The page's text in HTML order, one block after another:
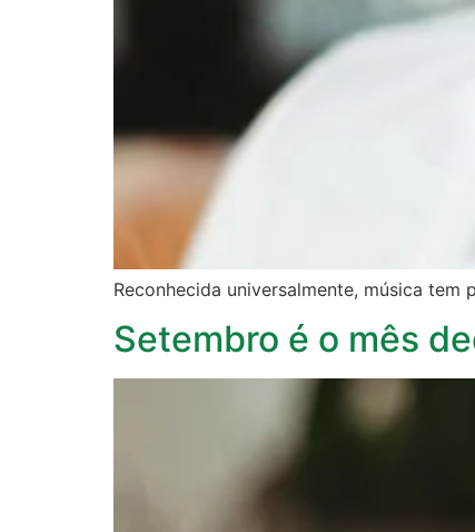
Reconhecida universalmente, música
Setembro é o mês